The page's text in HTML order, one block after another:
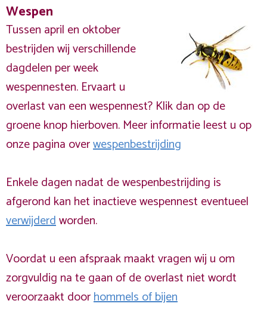
Wespen
Tussen april en oktober
bestrijden wij verschillende
dagdelen per week
wespennesten. Ervaart u
overlast van een wespennest? Klik dan op de
groene knop hierboven. Meer informatie leest u op
onze pagina overwespenbestrijding
Enkele dagen nadat de wespenbestrijding is
afgerond kan het inactieve wespennest eventueel
verwijderdworden.
Voordat u een afspraak maakt vragen wij u om
zorgvuldig na te gaan of de overlast niet wordt
veroorzaakt doorhommels of bijen